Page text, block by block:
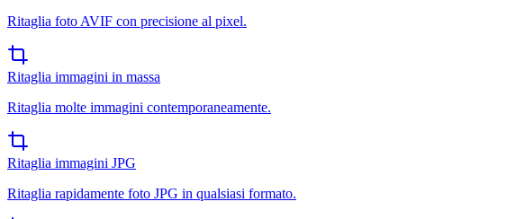
Ritaglia foto AVIF con precisione al pixel.
Ritaglia immagini in massa
Ritaglia molte immagini contemporaneamente.
Ritaglia immagini JPG
Ritaglia rapidamente foto JPG in qualsiasi formato.